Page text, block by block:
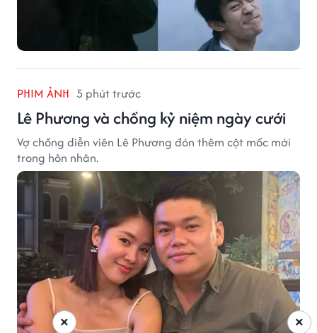
PHIM ẢNH 5 phút trước
Lê Phương và chồng kỷ niệm ngày cưới
Vợ chồng diễn viên Lê Phương đón thêm cột mốc mới
trong hôn nhân.
×
×